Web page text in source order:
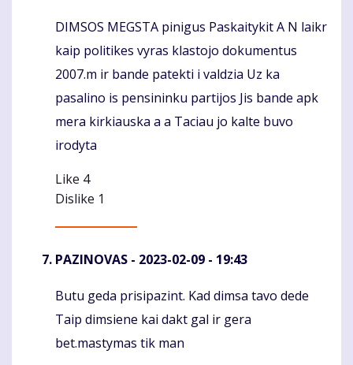
Komentaras
DIMSOS MEGSTA pinigus Paskaitykit A N laikr
kaip politikes vyras klastojo dokumentus
2007.m ir bande patekti i valdzia Uz ka
pasalino is pensininku partijos Jis bande apk
mera kirkiauska a a Taciau jo kalte buvo
irodyta
Like 4
Dislike 1
PAZINOVAS - 2023-02-09 - 19:43
Komentaras
Butu geda prisipazint. Kad dimsa tavo dede
Taip dimsiene kai dakt gal ir gera
bet.mastymas tik man